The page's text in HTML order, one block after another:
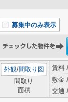
募集中のみ表示
外観/間取り図
間取り
面積
賃料
敷金
交通